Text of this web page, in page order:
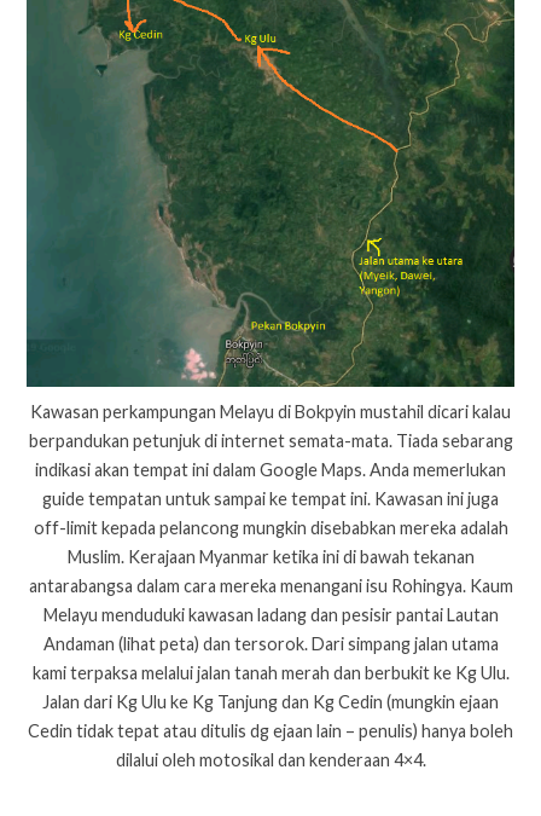
Kawasan perkampungan Melayu di Bokpyin mustahil dicari kalau
berpandukan petunjuk di internet semata-mata. Tiada sebarang
indikasi akan tempat ini dalam Google Maps. Anda memerlukan
guide tempatan untuk sampai ke tempat ini. Kawasan ini juga
off-limit kepada pelancong mungkin disebabkan mereka adalah
Muslim. Kerajaan Myanmar ketika ini di bawah tekanan
antarabangsa dalam cara mereka menangani isu Rohingya. Kaum
Melayu menduduki kawasan ladang dan pesisir pantai Lautan
Andaman (lihat peta) dan tersorok. Dari simpang jalan utama
kami terpaksa melalui jalan tanah merah dan berbukit ke Kg Ulu.
Jalan dari Kg Ulu ke Kg Tanjung dan Kg Cedin (mungkin ejaan
Cedin tidak tepat atau ditulis dg ejaan lain – penulis) hanya boleh
dilalui oleh motosikal dan kenderaan 4×4.